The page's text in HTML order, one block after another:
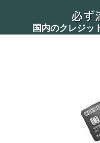
国内のクレジッ